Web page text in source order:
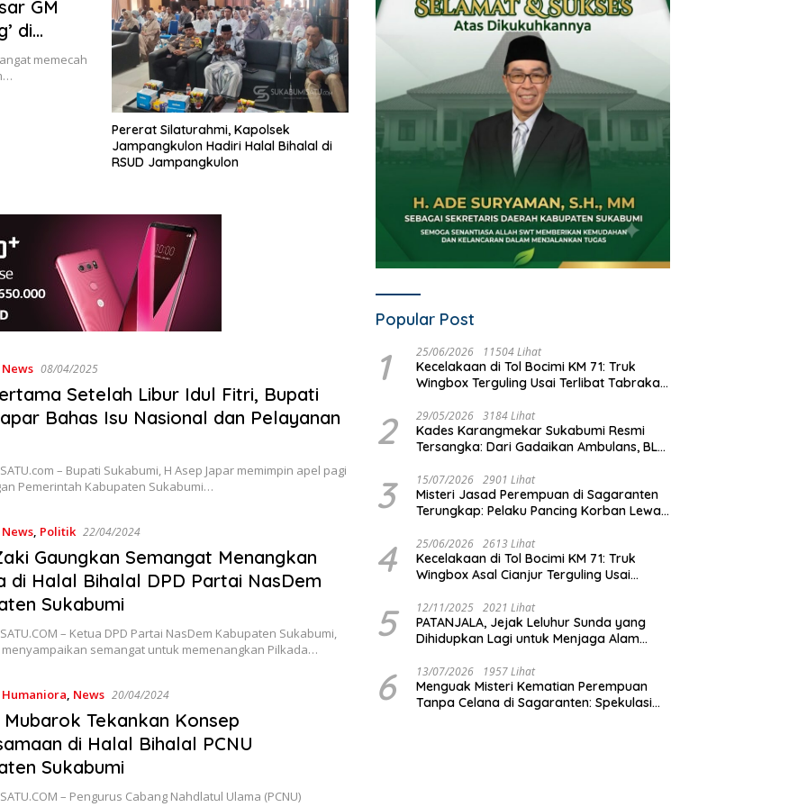
GM
di
memecah
Pererat Silaturahmi, Kapolsek
Jampangkulon Hadiri Halal Bihalal di
RSUD Jampangkulon
News 08/04/2025
Setelah Libur Idul Fitri, Bupati
Bahas Isu Nasional dan Pelayanan
– Bupati Sukabumi, H Asep Japar memimpin apel pagi
Pemerintah Kabupaten Sukabumi…
News, Politik 22/04/2024
Gaungkan Semangat Menangkan
di Halal Bihalal DPD Partai NasDem
Sukabumi
– Ketua DPD Partai NasDem Kabupaten Sukabumi,
menyampaikan semangat untuk memenangkan Pilkada…
Humaniora, News 20/04/2024
Mubarok Tekankan Konsep
di Halal Bihalal PCNU
Sukabumi
– Pengurus Cabang Nahdlatul Ulama (PCNU)
Popular Post
1 25/06/2026 11504 Lihat
Kecelakaan di Tol Bocimi KM 71: Truk
Wingbox Terguling Usai Terlibat Tabrakan
2 29/05/2026 3184 Lihat
Kades Karangmekar Sukabumi Resmi
Tersangka: Dari Gadaikan Ambulans, BLT
3 15/07/2026 2901 Lihat
Misteri Jasad Perempuan di Sagaranten
Terungkap: Pelaku Pancing Korban Lewat
4 25/06/2026 2613 Lihat
Kecelakaan di Tol Bocimi KM 71: Truk
Wingbox Asal Cianjur Terguling Usai
RS Sekarwangi
5 12/11/2025 2021 Lihat
PATANJALA, Jejak Leluhur Sunda yang
Dihidupkan Lagi untuk Menjaga Alam
6 13/07/2026 1957 Lihat
Menguak Misteri Kematian Perempuan
Tanpa Celana di Sagaranten: Spekulasi